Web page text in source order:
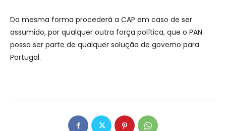
Da mesma forma procederá a CAP em caso de ser
assumido, por qualquer outra força política, que o PAN
possa ser parte de qualquer solução de governo para
Portugal.